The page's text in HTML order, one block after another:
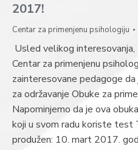
2017!
Centar za primenjenu psihologiju
Usled velikog
Centar za primenjenu
zainteresovane pedagoge
za održavanje Obuke za
Napominjemo da je ova
koji u svom radu koriste test
produžen: 10. mart 2017.